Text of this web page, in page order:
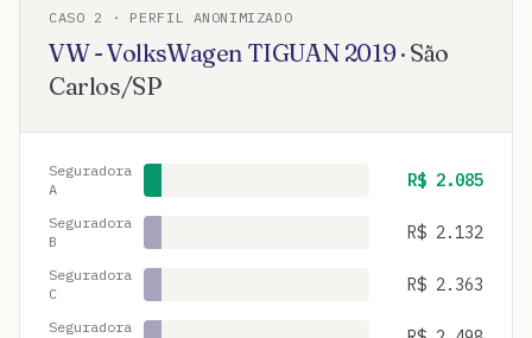
CASO 2 · PERFIL ANONIMIZADO
VW - VolksWagen TIGUAN 2019· São
Carlos/SP
Seguradora
A
R$ 2.085
Seguradora
B
R$ 2.132
Seguradora
C
R$ 2.363
Seguradora